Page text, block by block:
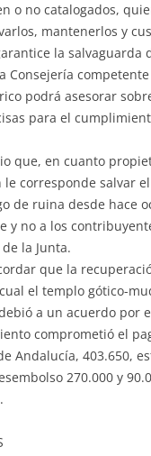
o no catalogados,
mantenerlos y
la salvaguarda
Consejería
podrá asesorar
para el
que, en cuanto
le corresponde salvar
de ruina desde hace
y no a los
la Junta.
que la
el templo gótico-
a un acuerdo por
comprometió el
Andalucía, 403.650,
270.000 y